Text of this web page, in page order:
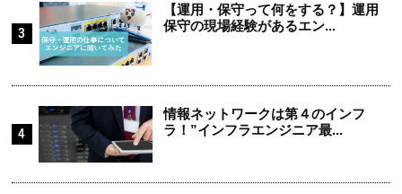
【運用・保守って何をする？】運用
保守の現場経験があるエン...
情報ネットワークは第４のインフ
ラ！”インフラエンジニア最...